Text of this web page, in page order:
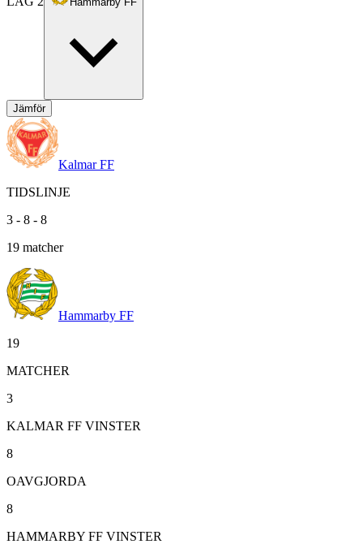
Jämför
Kalmar FF
TIDSLINJE
3 - 8 - 8
19 matcher
Hammarby FF
19
MATCHER
3
KALMAR FF VINSTER
8
OAVGJORDA
8
HAMMARBY FF VINSTER